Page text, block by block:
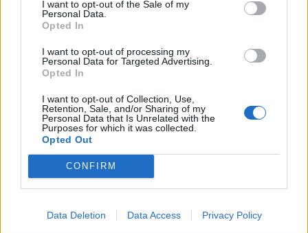
I want to opt-out of the Sale of my
Personal Data.
Opted In
I want to opt-out of processing my
Personal Data for Targeted Advertising.
Opted In
I want to opt-out of Collection, Use,
Retention, Sale, and/or Sharing of my
Personal Data that Is Unrelated with the
Purposes for which it was collected.
Opted Out
CONFIRM
Data Deletion Data Access Privacy Policy
Digi Urheilu
10.2.2024, 16:00
Uusi urheilun suoratoistopalvelu
aloitti – katsottavissa ilmaiseksi